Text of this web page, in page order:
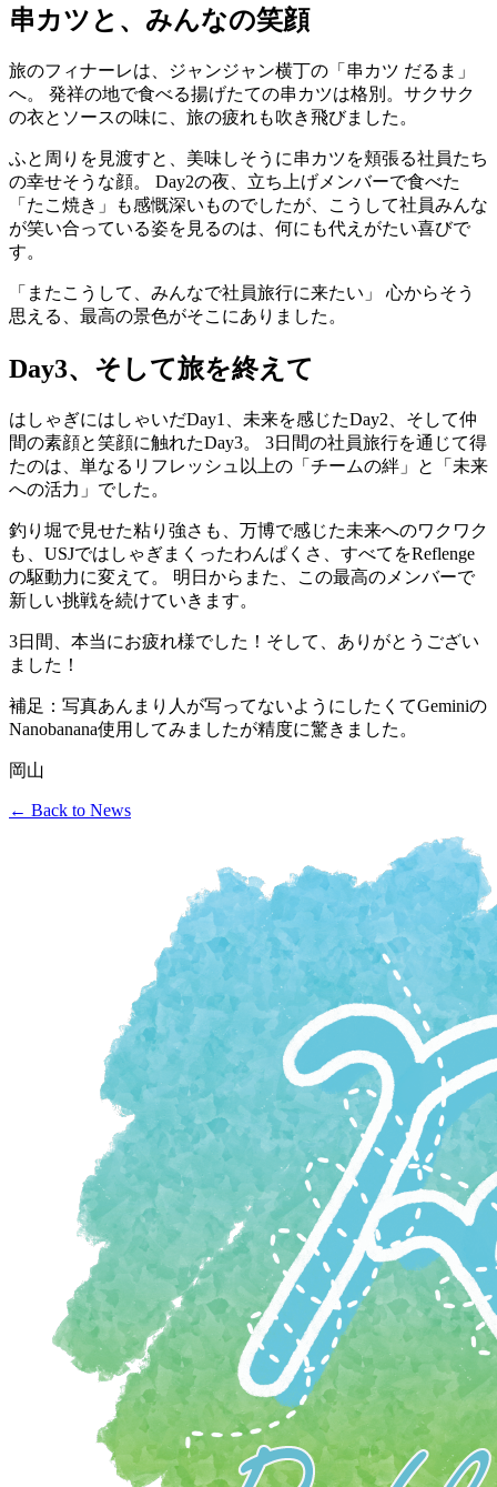
串カツと、みんなの笑顔
旅のフィナーレは、ジャンジャン横丁の「串カツ だるま」
へ。 発祥の地で食べる揚げたての串カツは格別。サクサク
の衣とソースの味に、旅の疲れも吹き飛びました。
ふと周りを見渡すと、美味しそうに串カツを頬張る社員たち
の幸せそうな顔。 Day2の夜、立ち上げメンバーで食べた
「たこ焼き」も感慨深いものでしたが、こうして社員みんな
が笑い合っている姿を見るのは、何にも代えがたい喜びで
す。
「またこうして、みんなで社員旅行に来たい」 心からそう
思える、最高の景色がそこにありました。
Day3、そして旅を終えて
はしゃぎにはしゃいだDay1、未来を感じたDay2、そして仲
間の素顔と笑顔に触れたDay3。 3日間の社員旅行を通じて得
たのは、単なるリフレッシュ以上の「チームの絆」と「未来
への活力」でした。
釣り堀で見せた粘り強さも、万博で感じた未来へのワクワク
も、USJではしゃぎまくったわんぱくさ、すべてをReflenge
の駆動力に変えて。 明日からまた、この最高のメンバーで
新しい挑戦を続けていきます。
3日間、本当にお疲れ様でした！そして、ありがとうござい
ました！
補足：写真あんまり人が写ってないようにしたくてGeminiの
Nanobanana使用してみましたが精度に驚きました。
岡山
← Back to News